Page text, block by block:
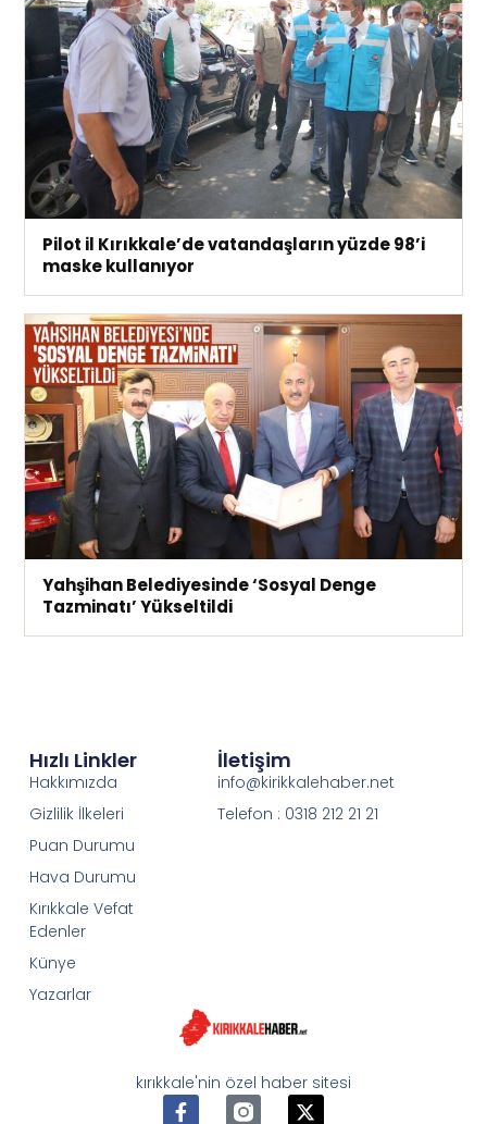
Pilot il Kırıkkale’de vatandaşların yüzde 98’i
maske kullanıyor
Yahşihan Belediyesinde ‘Sosyal Denge
Tazminatı’ Yükseltildi
kırıkkale'nin özel haber sitesi
Hızlı Linkler
Hakkımızda
Gizlilik İlkeleri
Puan Durumu
Hava Durumu
Kırıkkale Vefat
Edenler
Künye
Yazarlar
İletişim
info@kirikkalehaber.net
Telefon : 0318 212 21 21